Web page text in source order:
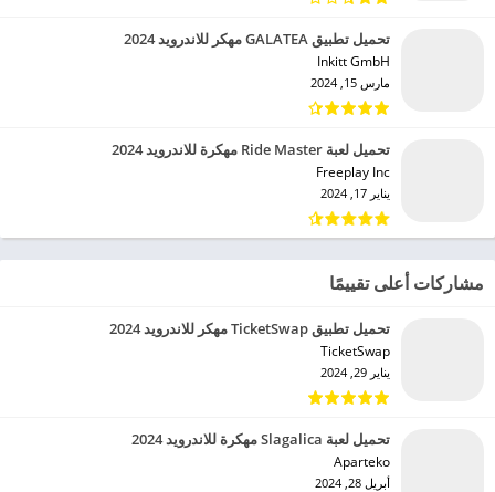
تحميل تطبيق GALATEA مهكر للاندرويد 2024
Inkitt GmbH‏
مارس 15, 2024
تحميل لعبة Ride Master مهكرة للاندرويد 2024
Freeplay Inc‏
يناير 17, 2024
مشاركات أعلى تقييمًا
تحميل تطبيق TicketSwap مهكر للاندرويد 2024
TicketSwap‏
يناير 29, 2024
تحميل لعبة Slagalica مهكرة للاندرويد 2024
Aparteko‏
أبريل 28, 2024